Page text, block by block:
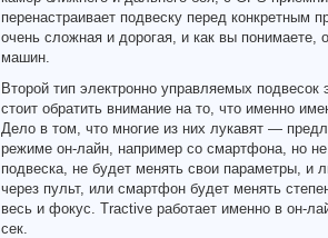
перенастраивает подвеску перед конкретным
очень сложная и дорогая, и как вы понимаете,
машин.
Второй тип электронно управляемых
стоит обратить внимание на то, что именно
Дело в том, что многие из них лукавят —
режиме он-лайн, например со смартфона, но
подвеска, не будет менять свои параметры, и
через пульт, или смартфон будет менять
весь и фокус. Tractive работает именно в он-
сек.